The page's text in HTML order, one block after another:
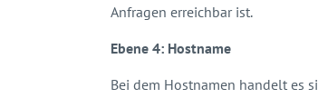
Anfragen erreichbar ist.
Ebene 4: Hostname
Bei dem Hostnamen handelt es